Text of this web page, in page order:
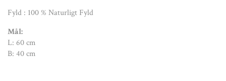
Fyld : 100 % Naturligt Fyld
Mål:
L: 60 cm
B: 40 cm